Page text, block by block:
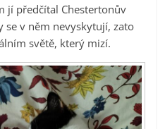
jí předčítal Chestertonův
se v něm nevyskytují, zato
světě, který mizí.